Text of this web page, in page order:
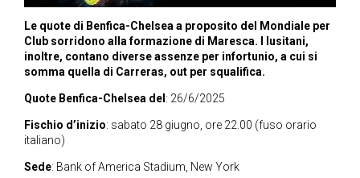
Le quote di Benfica-Chelsea a proposito del Mondiale per
Club sorridono alla formazione di Maresca. I lusitani,
inoltre, contano diverse assenze per infortunio, a cui si
somma quella di Carreras, out per squalifica.
Quote Benfica-Chelsea del : 26/6/2025
Fischio d’inizio: sabato 28 giugno, ore 22.00 (fuso orario
italiano)
Sede: Bank of America Stadium, New York